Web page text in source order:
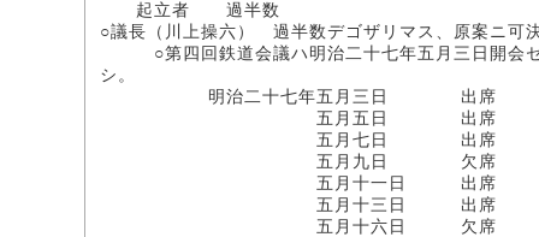
起立者 過半数
○議長（川上操六） 過半数デゴザリマス、原案ニ可
○第四回鉄道会議ハ明治二十七年五月三日開会セ
シ。
明治二十七年五月三日 出席
五月五日 出席
五月七日 出席
五月九日 欠席
五月十一日 出席
五月十三日 出席
五月十六日 欠席